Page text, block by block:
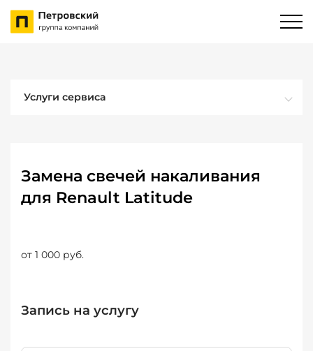
Услуги сервиса
Замена свечей накаливания
для Renault Latitude
от 1 000 руб.
Запись на услугу